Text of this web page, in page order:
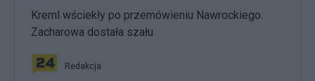
Kreml wściekły po przemówieniu Nawrockiego.
Zacharowa dostała szału
Redakcja